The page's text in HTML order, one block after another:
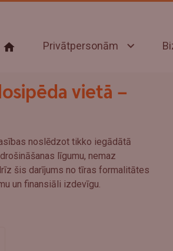
Privātpersonām
vietā –
noslēdzot tikko iegādātā
līgumu, nemaz
šis darījums no tīras formalitātes
un finansiāli izdevīgu.